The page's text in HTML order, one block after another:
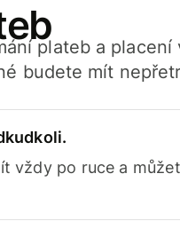
plateb a
budete mít
vždy po ruce a